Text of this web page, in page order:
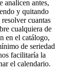
analicen antes,
y quitando
resolver cuantas
cualquiera de
en el catálogo,
de seriedad
facilitaría la
el calendario.